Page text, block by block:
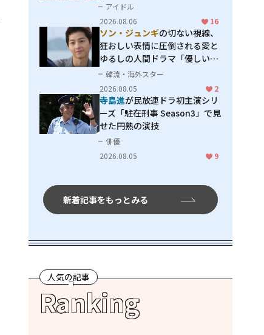
アイドル
2026.08.06
16
ソン・ジュンギの切ない視線、
狂おしい表情に圧倒される――愛と
ゆるしの人間ドラマ「優しい
男」
韓流・海外スター
2026.08.05
2
寺島進が民放連ドラ初主演シリ
ーズ「駐在刑事 Season3」で見
せた円熟の演技
俳優
2026.08.05
9
新着記事をもっとみる
人気の記事
Ranking